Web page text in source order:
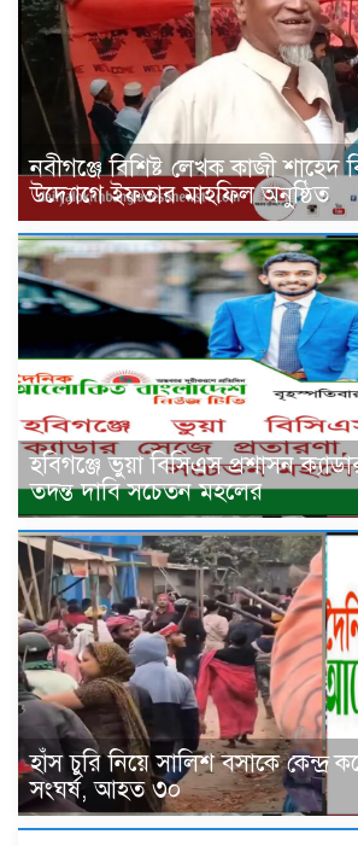
নবীগঞ্জে বিশিষ্ট লেখক কাজী শাহেদ
উদ্যোগে ইফতার মাহফিল অনুষ্ঠিত
হবিগঞ্জে ভুয়া বিসিএস প্রশাসন
তদন্ত দাবি সচেতন মহলের
হাঁস চুরি নিয়ে সালিশ বসাকে কেন্দ্র
সংঘর্ষ, আহত ৩০